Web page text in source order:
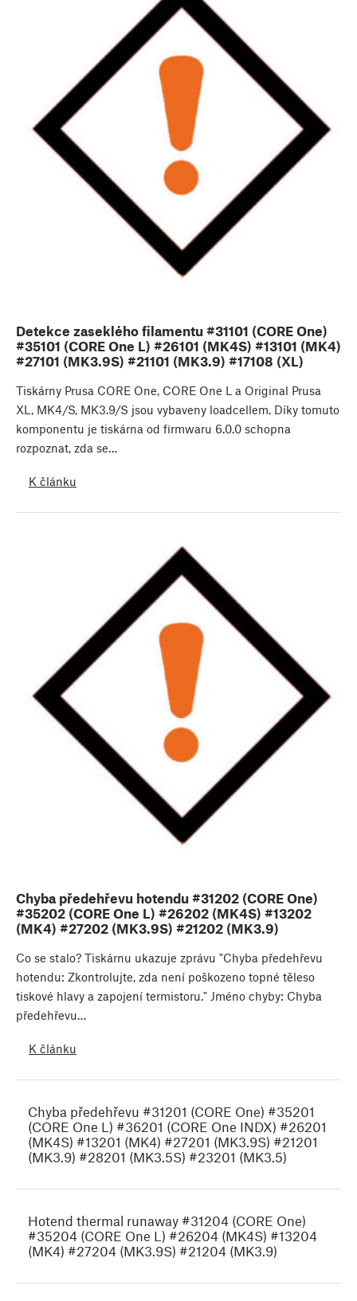
Detekce zaseklého filamentu #31101 (CORE One)
#35101 (CORE One L) #26101 (MK4S) #13101 (MK4)
#27101 (MK3.9S) #21101 (MK3.9) #17108 (XL)
Tiskárny Prusa CORE One, CORE One L a Original Prusa
XL, MK4/S, MK3.9/S jsou vybaveny loadcellem. Díky tomuto
komponentu je tiskárna od firmwaru 6.0.0 schopna
rozpoznat, zda se…
K článku
Chyba předehřevu hotendu #31202 (CORE One)
#35202 (CORE One L) #26202 (MK4S) #13202
(MK4) #27202 (MK3.9S) #21202 (MK3.9)
Co se stalo? Tiskárnu ukazuje zprávu "Chyba předehřevu
hotendu: Zkontrolujte, zda není poškozeno topné těleso
tiskové hlavy a zapojení termistoru." Jméno chyby: Chyba
předehřevu…
K článku
Chyba předehřevu #31201 (CORE One) #35201
(CORE One L) #36201 (CORE One INDX) #26201
(MK4S) #13201 (MK4) #27201 (MK3.9S) #21201
(MK3.9) #28201 (MK3.5S) #23201 (MK3.5)
Hotend thermal runaway #31204 (CORE One)
#35204 (CORE One L) #26204 (MK4S) #13204
(MK4) #27204 (MK3.9S) #21204 (MK3.9)